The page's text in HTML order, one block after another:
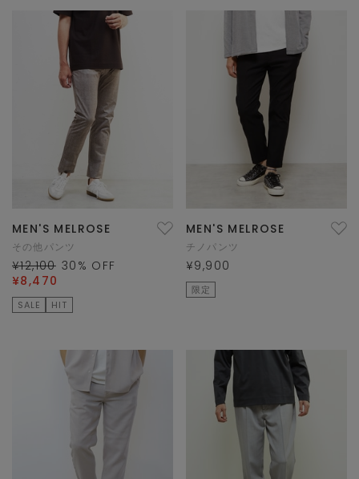
MEN'S MELROSE
その他パンツ
¥12,100 30 % OFF
¥8,470
SALE HIT
MEN'S MELROSE
チノパンツ
¥9,900
限定